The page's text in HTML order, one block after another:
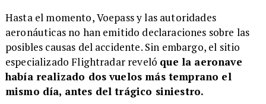
Hasta el momento, Voepass y las autoridades
aeronáuticas no han emitido declaraciones sobre las
posibles causas del accidente. Sin embargo, el sitio
especializado Flightradar reveló que la aeronave
había realizado dos vuelos más temprano el
mismo día, antes del trágico siniestro.